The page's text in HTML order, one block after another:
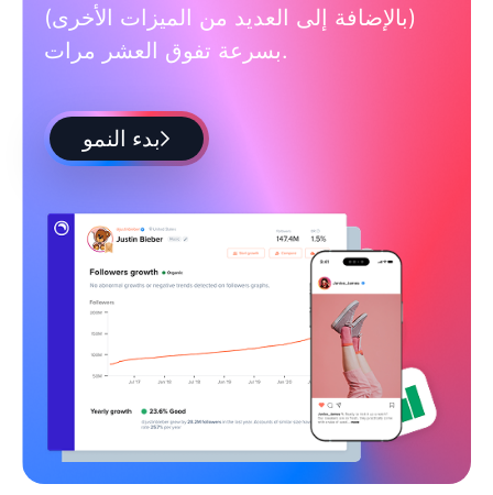
(بالإضافة إلى العديد من الميزات الأخرى)
بسرعة تفوق العشر مرات.
بدء النمو